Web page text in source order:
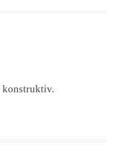
konstruktiv.